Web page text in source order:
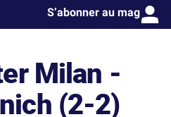
S’abonner au mag
Milan -
(2-2)